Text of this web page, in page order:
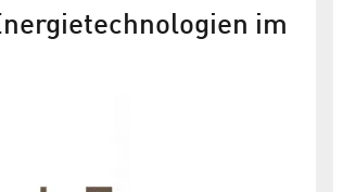
im